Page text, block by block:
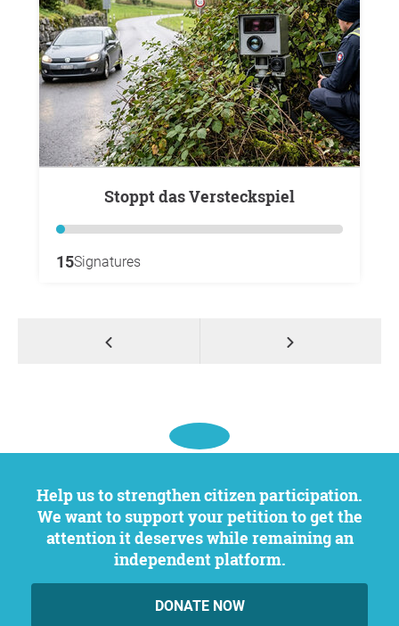
Stoppt das Versteckspiel
15Signatures
Help us to strengthen citizen participation.
We want to support your petition to get the
attention it deserves while remaining an
independent platform.
DONATE NOW